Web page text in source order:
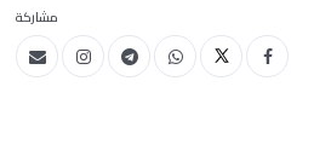
مشاركة